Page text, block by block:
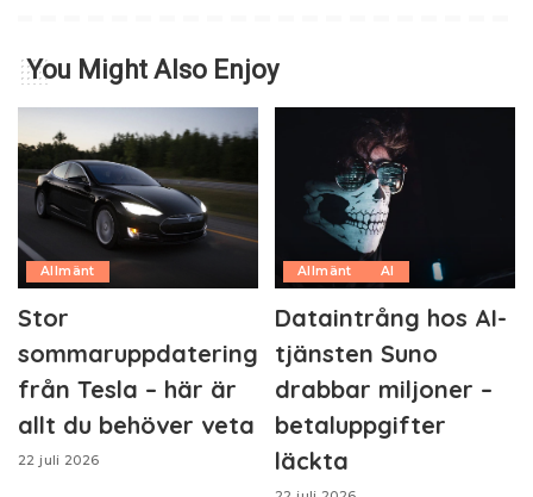
You Might Also Enjoy
Allmänt
Stor
sommaruppdatering
från Tesla – här är
allt du behöver veta
22 juli 2026
Allmänt AI
Dataintrång hos AI-
tjänsten Suno
drabbar miljoner –
betaluppgifter
läckta